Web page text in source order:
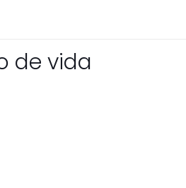
de vida